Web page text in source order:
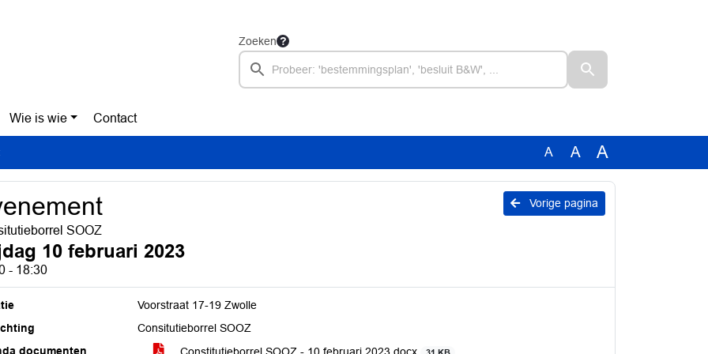
Zoeken
Wie is wie Contact
A A A
Vorige pagina
SOOZ
10 februari 2023
- 18:30
Voorstraat 17-19 Zwolle
Consitutieborrel SOOZ
documenten